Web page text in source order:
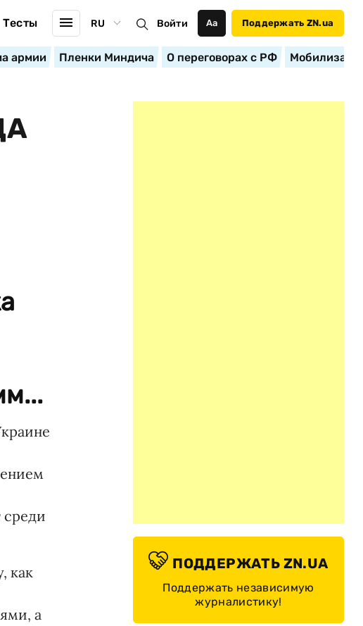
Тесты RU Войти Аа Поддержать ZN.ua
армии Пленки Миндича О переговорах с РФ
среди
как
а
ПОДДЕРЖАТЬ ZN.UA
Поддержать независимую
журналистику!